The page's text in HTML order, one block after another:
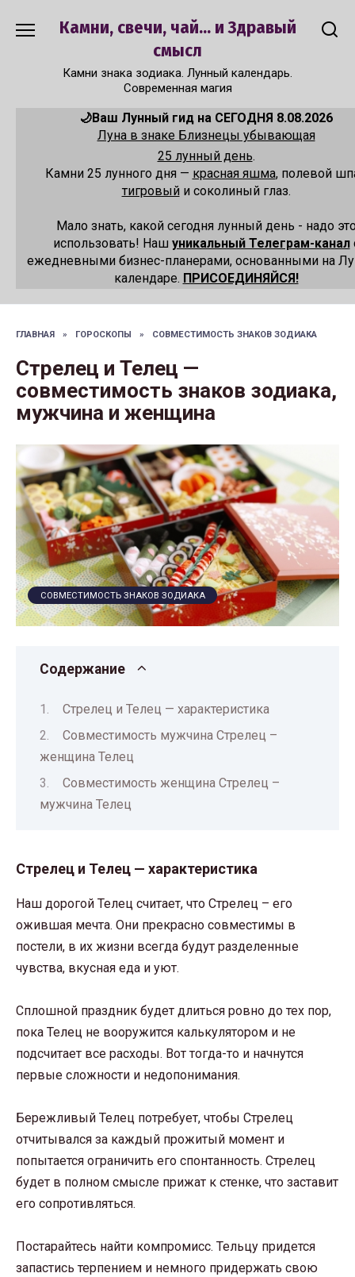
Камни, свечи, чай... и Здравый
смысл
Камни знака зодиака. Лунный календарь.
Современная магия
🌙Ваш Лунный гид на СЕГОДНЯ 8.08.2026
Луна в знаке Близнецы убывающая
25 лунный день.
Камни 25 лунного дня — красная яшма, полевой
тигровыйи соколиный глаз.
Мало знать, какой сегодня лунный день - надо
использовать! Наш уникальный Телеграм-канал
ежедневными бизнес-планерами, основанными на
календаре. ПРИСОЕДИНЯЙСЯ!
ГЛАВНАЯ » ГОРОСКОПЫ » СОВМЕСТИМОСТЬ ЗНАКОВ ЗОДИАКА
Стрелец и Телец —
совместимость знаков зодиака,
мужчина и женщина
СОВМЕСТИМОСТЬ ЗНАКОВ ЗОДИАКА
Содержание
Стрелец и Телец — характеристика
Совместимость мужчина Стрелец –
женщина Телец
Совместимость женщина Стрелец –
мужчина Телец
Стрелец и Телец — характеристика
Наш дорогой Телец считает, что Стрелец – его
ожившая мечта. Они прекрасно совместимы в
постели, в их жизни всегда будут разделенные
чувства, вкусная еда и уют.
Сплошной праздник будет длиться ровно до тех пор,
пока Телец не вооружится калькулятором и не
подсчитает все расходы. Вот тогда-то и начнутся
первые сложности и недопонимания.
Бережливый Телец потребует, чтобы Стрелец
отчитывался за каждый прожитый момент и
попытается ограничить его спонтанность. Стрелец
будет в полном смысле прижат к стенке, что заставит
его сопротивляться.
Постарайтесь найти компромисс. Тельцу придется
запастись терпением и немного придержать свою